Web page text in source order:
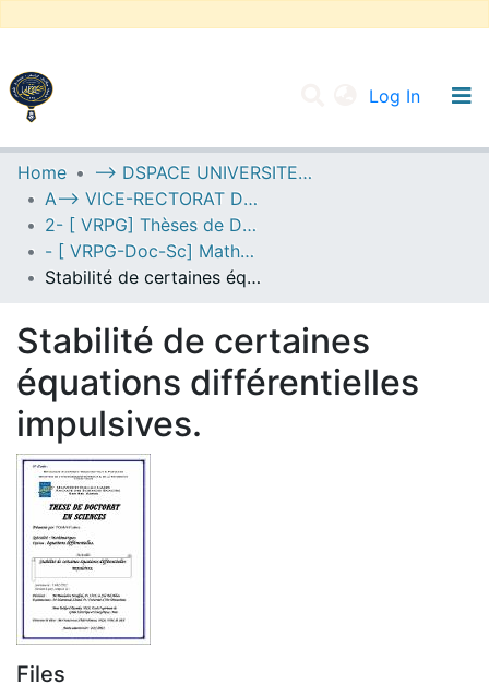
Log In
UNIVERSITY OF D.L SIDI BEL ABBES
Communities & Collections
All of DSpace
Statistics
Home
--> DSPACE UNIVERSITE DJILALLI LIABES DE SIDI BEL ABBES
A--> VICE-RECTORAT DE LA POST-GRADUATION
2- [ VRPG] Thèses de Doctorat en Sciences
- [ VRPG-Doc-Sc] Mathématiques --- رياضيات
Stabilité de certaines équations différentielles impulsives.
Stabilité de certaines
équations différentielles
impulsives.
Files